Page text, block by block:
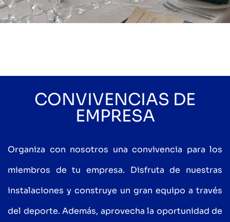
CONVIVENCIAS DE
EMPRESA
Organiza con nosotros una convivencia para los
miembros de tu empresa. Disfruta de nuestras
instalaciones y construye un gran equipo a través
del deporte. Además, aprovecha la oportunidad de